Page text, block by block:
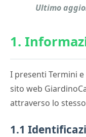
Ultimo
1.
I presenti Termini
sito web
attraverso lo
1.1